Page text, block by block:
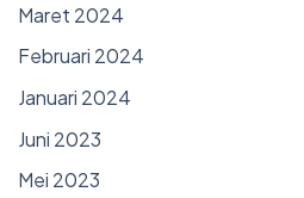
Maret 2024
Februari 2024
Januari 2024
Juni 2023
Mei 2023